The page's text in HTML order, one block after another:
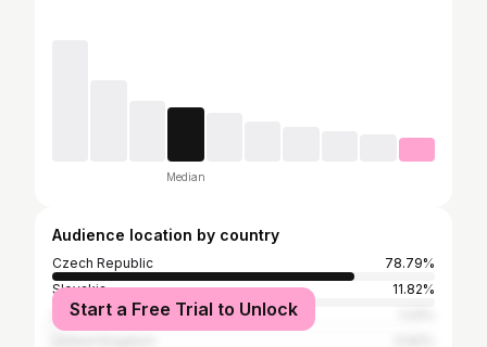
Median
Audience location by country
Czech Republic
78.79%
Slovakia
11.82%
United States
Start a Free Trial to Unlock